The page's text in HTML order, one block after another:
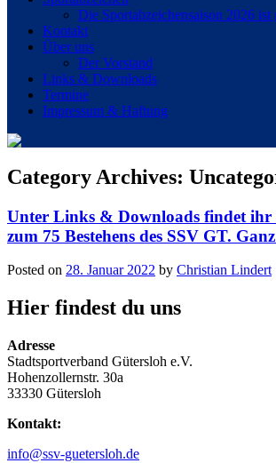
Die Sportabzeichensaison 2026 ist
Kontakt
Über uns
Der Vorstand
Links & Downloads
Termine
Impressum & Haftung
Category Archives:
Unter Links & Downloads findet ihr
zum 75 Bestehens des SSV GT.
Posted on 28. Januar 2022 by Christian Lindert
Hier findest du uns
Adresse
Stadtsportverband Gütersloh e.V.
Hohenzollernstr. 30a
33330 Gütersloh
Kontakt:
info@ssv-guetersloh.de